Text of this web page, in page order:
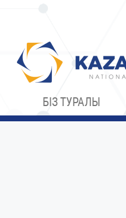
БІЗ ТУРАЛЫ